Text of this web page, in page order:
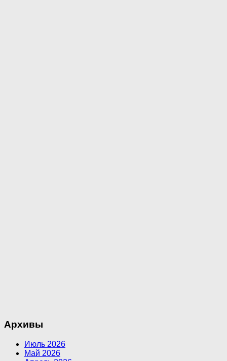
Архивы
Июль 2026
Май 2026